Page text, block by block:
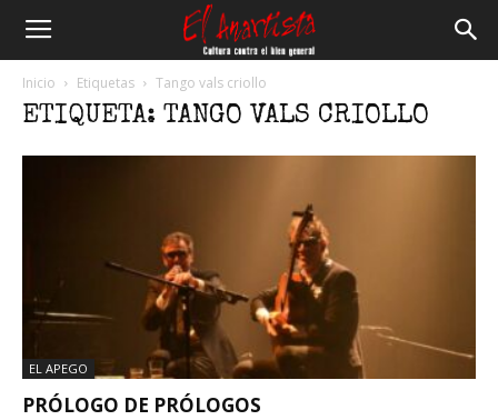
Inicio Etiquetas Tango vals criollo
ETIQUETA: TANGO VALS CRIOLLO
EL APEGO
PRÓLOGO DE PRÓLOGOS